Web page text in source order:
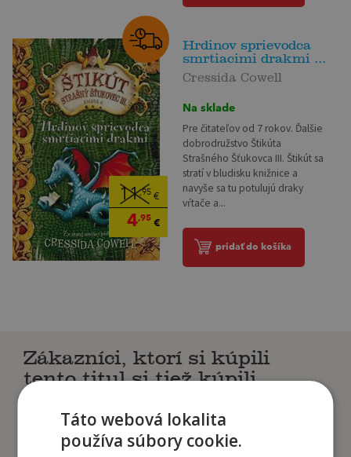
11,95€
4,95€
Hrdinov sprievodca
smrtiacimi drakmi ...
Cressida Cowell
Na sklade
Pre čitateľov od 7 rokov. Ďalšie
dobrodružstvo Štikúta
Strašného Šťukovca III. Štikút sa
stratí v bludisku knižnice a
navyše sa tu potulujú draky
vŕtače a...
pridať do košíka
Zákazníci, ktorí si kúpili
tento titul si tiež kúpili
Táto webová lokalita
používa súbory cookie.